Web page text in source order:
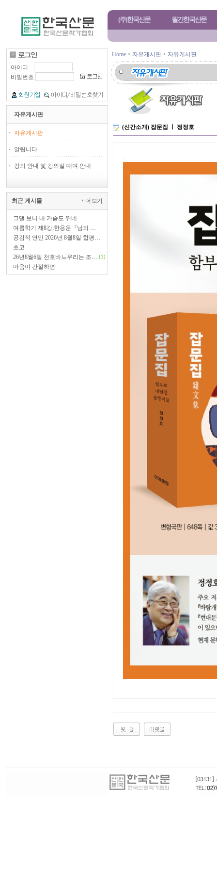
(주)한국산문 월간한국산문
아이디
비밀번호
자유게시판
자유게시판
알립니다
강의 안내 및 강의실 대여 안내
최근 게시물 더 보기
그댈 보니 내 가슴도 뛰네
여름학기 제8강;한용운『님의 …
공감적 연민 2026년 8월8일 합평…
초코
26년8월6일 천호바느우리는 조… (1)
마음이 간절하면
Home > 자유게시판 > 자유게시판
(신간소개) 잡문집 ㅣ 정정호
.